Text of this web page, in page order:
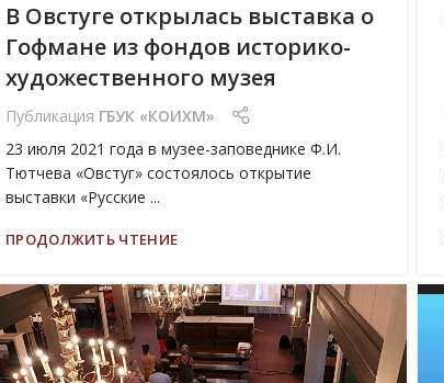
В Овстуге открылась выставка о
Гофмане из фондов историко-
художественного музея
Публикация ГБУК «КОИХМ»
23 июля 2021 года в музее-заповеднике Ф.И.
Тютчева «Овстуг» состоялось открытие
выставки «Русские ...
ПРОДОЛЖИТЬ ЧТЕНИЕ
12
ИЮЛ